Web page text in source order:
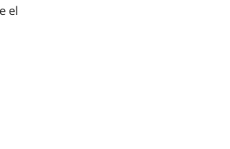
el